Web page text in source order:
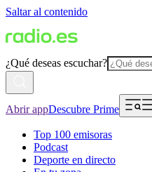
Saltar al contenido
¿Qué deseas escuchar?
Abrir appDescubre Prime
Top 100 emisoras
Podcast
Deporte en directo